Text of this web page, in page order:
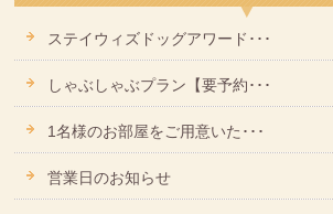
ステイウィズドッグアワード･･･
しゃぶしゃぶプラン【要予約･･･
1名様のお部屋をご用意いた･･･
営業日のお知らせ